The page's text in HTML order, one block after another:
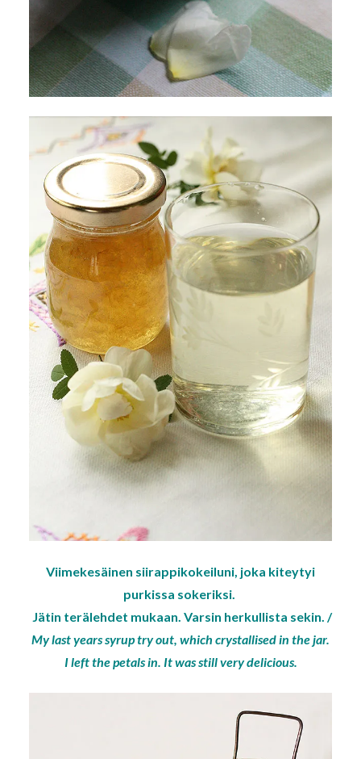
Viimekesäinen siirappikokeiluni, joka kiteytyi
purkissa sokeriksi.
Jätin terälehdet mukaan. Varsin herkullista sekin. /
My last years syrup try out, which crystallised in the jar.
I left the petals in. It was still very delicious.